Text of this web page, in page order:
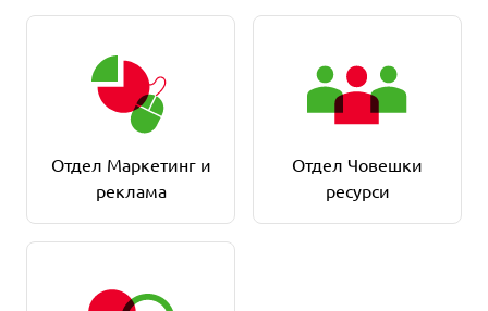
Отдел Маркетинг и
реклама
Отдел Човешки
ресурси